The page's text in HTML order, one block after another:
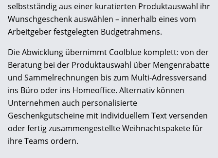
selbstständig aus einer kuratierten Produktauswahl ihr
Wunschgeschenk auswählen – innerhalb eines vom
Arbeitgeber festgelegten Budgetrahmens.
Die Abwicklung übernimmt Coolblue komplett: von der
Beratung bei der Produktauswahl über Mengenrabatte
und Sammelrechnungen bis zum Multi-Adressversand
ins Büro oder ins Homeoffice. Alternativ können
Unternehmen auch personalisierte
Geschenkgutscheine mit individuellem Text versenden
oder fertig zusammengestellte Weihnachtspakete für
ihre Teams ordern.